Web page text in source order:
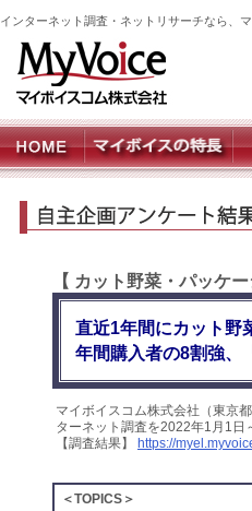
インターネット調査・ネットリサーチなら、
【 カット野菜・パッケ
直近1年間にカット野
年間購入者の8割強、
マイボイスコム株式会社（東京
ターネット調査を2022年1月1日
【調査結果】
https://
＜TOPICS＞